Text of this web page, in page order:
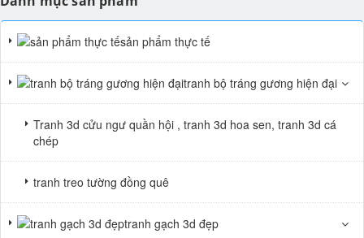
sản phẩm thực tế
tranh bộ tráng gương hiện đại
Tranh 3d cửu ngư quần hội , tranh 3d hoa sen, tranh 3d cá
chép
tranh treo tường đồng quê
tranh gạch 3d đẹp